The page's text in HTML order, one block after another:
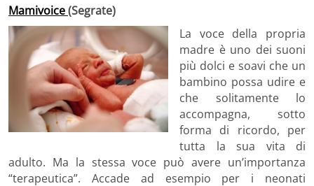
Mamivoice(Segrate)
La voce della propria
madre è uno dei suoni
più dolci e soavi che un
bambino possa udire e
che solitamente lo
accompagna, sotto
forma di ricordo, per
tutta la sua vita di
adulto. Ma la stessa voce può avere un’importanza
“terapeutica”. Accade ad esempio per i neonati